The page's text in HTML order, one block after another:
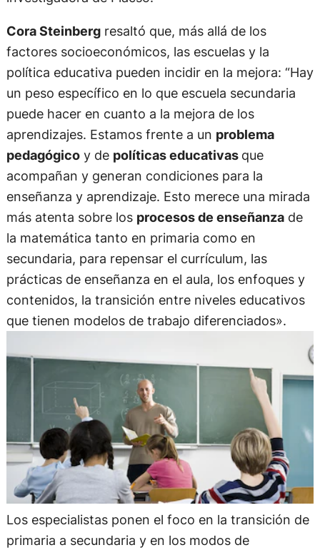
Cora Steinbergresaltó que, más allá de los
factores socioeconómicos, las escuelas y la
política educativa pueden incidir en la mejora: “Hay
un peso específico en lo que escuela secundaria
puede hacer en cuanto a la mejora de los
aprendizajes. Estamos frente a un problema
pedagógicoy de políticas educativas que
acompañan y generan condiciones para la
enseñanza y aprendizaje. Esto merece una mirada
más atenta sobre los procesos de enseñanzade
la matemática tanto en primaria como en
secundaria, para repensar el currículum, las
prácticas de enseñanza en el aula, los enfoques y
contenidos, la transición entre niveles educativos
que tienen modelos de trabajo diferenciados».
Los especialistas ponen el foco en la transición de
primaria a secundaria y en los modos de